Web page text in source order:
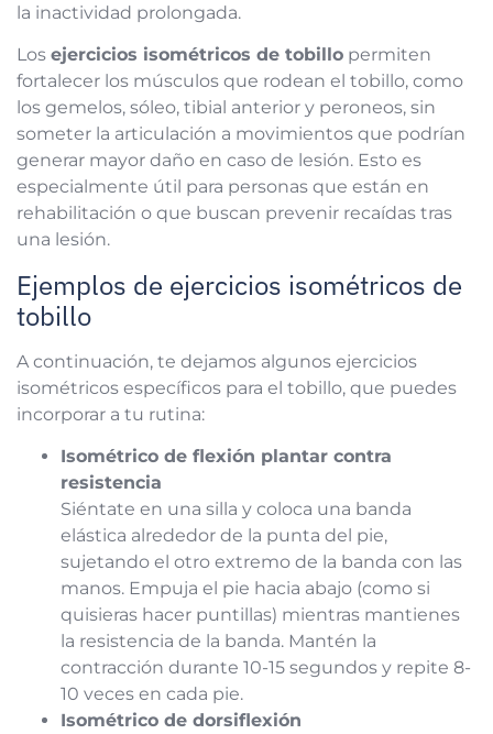
la inactividad prolongada.
Los ejercicios isométricos de tobillo permiten
fortalecer los músculos que rodean el tobillo, como
los gemelos, sóleo, tibial anterior y peroneos, sin
someter la articulación a movimientos que podrían
generar mayor daño en caso de lesión. Esto es
especialmente útil para personas que están en
rehabilitación o que buscan prevenir recaídas tras
una lesión.
Ejemplos de ejercicios isométricos de
tobillo
A continuación, te dejamos algunos ejercicios
isométricos específicos para el tobillo, que puedes
incorporar a tu rutina:
Isométrico de flexión plantar contra
resistencia
Siéntate en una silla y coloca una banda
elástica alrededor de la punta del pie,
sujetando el otro extremo de la banda con las
manos. Empuja el pie hacia abajo (como si
quisieras hacer puntillas) mientras mantienes
la resistencia de la banda. Mantén la
contracción durante 10-15 segundos y repite 8-
10 veces en cada pie.
Isométrico de dorsiflexión